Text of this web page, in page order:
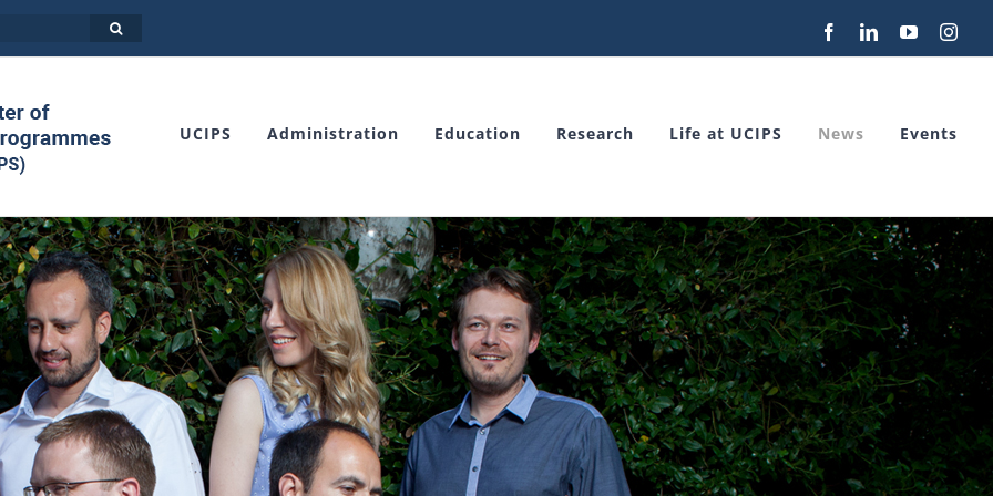
FacebookLinkedInYouTube
UCIPS Administration Education Research Life at UCIPS News Events